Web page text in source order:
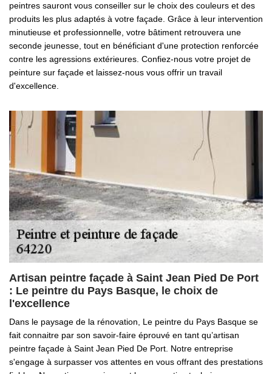
peintres sauront vous conseiller sur le choix des couleurs et des
produits les plus adaptés à votre façade. Grâce à leur intervention
minutieuse et professionnelle, votre bâtiment retrouvera une
seconde jeunesse, tout en bénéficiant d'une protection renforcée
contre les agressions extérieures. Confiez-nous votre projet de
peinture sur façade et laissez-nous vous offrir un travail
d'excellence.
Artisan peintre façade à Saint Jean Pied De Port
: Le peintre du Pays Basque, le choix de
l'excellence
Dans le paysage de la rénovation, Le peintre du Pays Basque se
fait connaitre par son savoir-faire éprouvé en tant qu’artisan
peintre façade à Saint Jean Pied De Port. Notre entreprise
s'engage à surpasser vos attentes en vous offrant des prestations